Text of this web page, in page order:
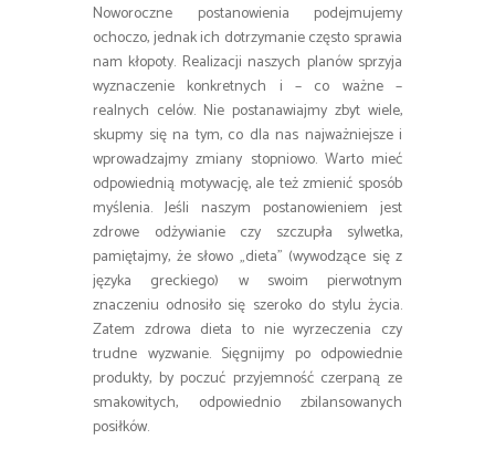
Noworoczne postanowienia podejmujemy
ochoczo, jednak ich dotrzymanie często sprawia
nam kłopoty. Realizacji naszych planów sprzyja
wyznaczenie konkretnych i – co ważne –
realnych celów. Nie postanawiajmy zbyt wiele,
skupmy się na tym, co dla nas najważniejsze i
wprowadzajmy zmiany stopniowo. Warto mieć
odpowiednią motywację, ale też zmienić sposób
myślenia. Jeśli naszym postanowieniem jest
zdrowe odżywianie czy szczupła sylwetka,
pamiętajmy, że słowo „dieta” (wywodzące się z
języka greckiego) w swoim pierwotnym
znaczeniu odnosiło się szeroko do stylu życia.
Zatem zdrowa dieta to nie wyrzeczenia czy
trudne wyzwanie. Sięgnijmy po odpowiednie
produkty, by poczuć przyjemność czerpaną ze
smakowitych, odpowiednio zbilansowanych
posiłków.